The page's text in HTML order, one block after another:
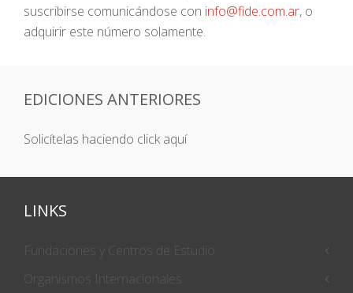
suscribirse comunicándose con info@fide.com.ar, o
adquirir este número solamente.
EDICIONES ANTERIORES
Solicítelas haciendo click aquí
LINKS
Fundaciones y Centros de Estudio
Organismos Internacionales